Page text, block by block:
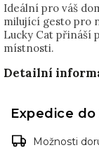
Ideální pro váš
milující gesto pro
Lucky Cat přináší
místnosti.
Detailní
Expedice do
Možnosti